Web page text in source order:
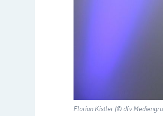
Florian Kistler (© dfv